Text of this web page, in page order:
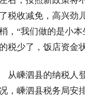
税收减免，高兴劲
，“我们做的是小
税少了，饭店资金
嵊泗县的纳税人登
，嵊泗县税务局安